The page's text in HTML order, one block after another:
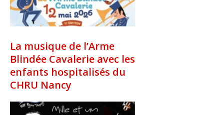
La musique de l’Arme
Blindée Cavalerie avec les
enfants hospitalisés du
CHRU Nancy